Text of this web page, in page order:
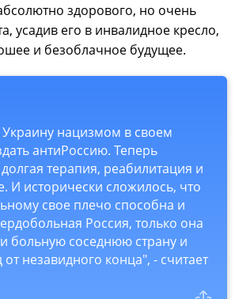
здорового, но очень
усадив его в инвалидное кресло,
и безоблачное будущее.
нацизмом в своем
антиРоссию. Теперь
терапия, реабилитация и
И исторически сложилось, что
свое плечо способна и
Россия, только она
больную соседнюю страну и
незавидного конца", - считает